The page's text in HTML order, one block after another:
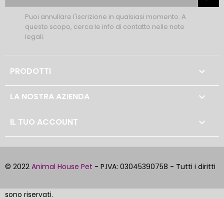
Puoi annullare l'iscrizione in qualsiasi momento. A
questo scopo, cerca le info di contatto nelle note
legali.
PRODOTTI 
LA NOSTRA AZIENDA 
IL TUO ACCOUNT 
© 2022 Animal House Pet - P.IVA: 03045390758 - Tutti i diritti
sono riservati.